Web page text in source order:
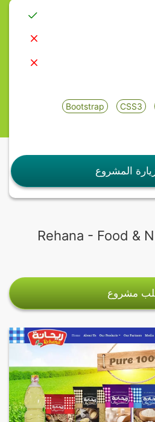
CSS3
Bootstrap
المشروع
Rehana - Food &
مشروع